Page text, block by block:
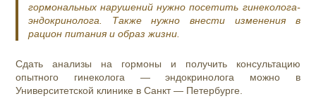
гормональных нарушений нужно посетить гинеколога-
эндокринолога. Также нужно внести изменения в
рацион питания и образ жизни.
Сдать анализы на гормоны и получить консультацию
опытного гинеколога — эндокринолога можно в
Университетской клинике в Санкт — Петербурге.